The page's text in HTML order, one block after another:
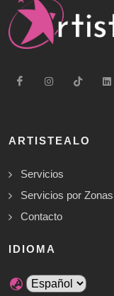
ARTISTEALO
Servicios
Servicios por Zonas
Contacto
IDIOMA